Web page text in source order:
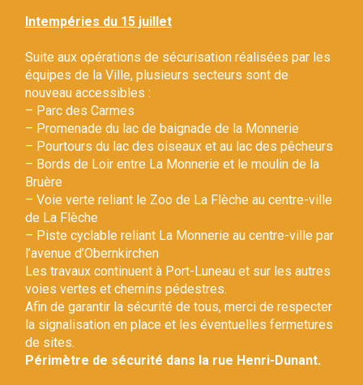
Intempéries du 15 juillet
Suite aux opérations de sécurisation réalisées par les
équipes de la Ville, plusieurs secteurs sont de
nouveau accessibles :
– Parc des Carmes
– Promenade du lac de baignade de la Monnerie
– Pourtours du lac des oiseaux et au lac des pêcheurs
– Bords de Loir entre La Monnerie et le moulin de la
Bruère
– Voie verte reliant le Zoo de La Flèche au centre-ville
de La Flèche
– Piste cyclable reliant La Monnerie au centre-ville par
l’avenue d’Obernkirchen
Les travaux continuent à Port-Luneau et sur les autres
voies vertes et chemins pédestres.
Afin de garantir la sécurité de tous, merci de respecter
la signalisation en place et les éventuelles fermetures
de sites.
Périmètre de sécurité dans la rue Henri-Dunant.